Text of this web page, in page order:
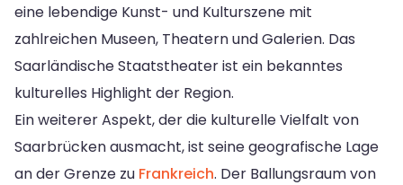
eine lebendige Kunst- und Kulturszene mit
zahlreichen Museen, Theatern und Galerien. Das
Saarländische Staatstheater ist ein bekanntes
kulturelles Highlight der Region.
Ein weiterer Aspekt, der die kulturelle Vielfalt von
Saarbrücken ausmacht, ist seine geografische Lage
an der Grenze zu Frankreich. Der Ballungsraum von